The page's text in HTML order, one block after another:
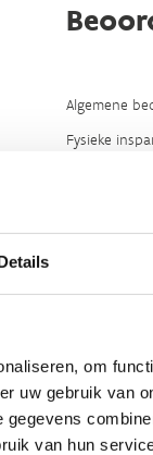
om
uw gebruik van
van hun
Algemene
Fysieke
Algemene
Fysieke